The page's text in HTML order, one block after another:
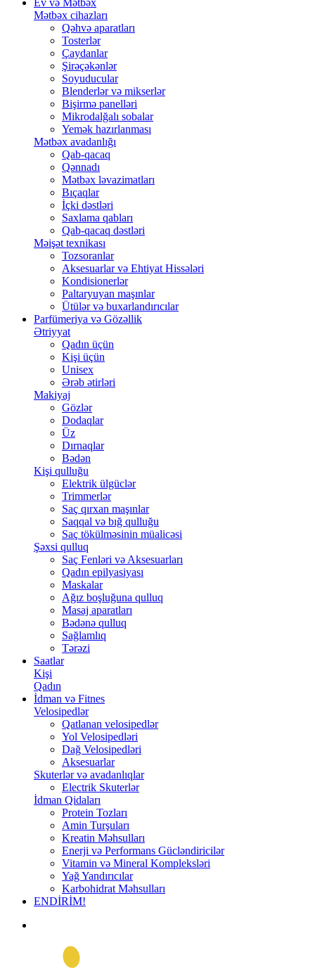
Ev və Mətbəx
Mətbəx cihazları
Qəhvə aparatları
Tosterlər
Çaydanlar
Şirəçəkənlər
Soyuducular
Blenderlər və mikserlər
Bişirmə panelləri
Mikrodalğalı sobalar
Yemək hazırlanması
Mətbəx avadanlığı
Qab-qacaq
Qənnadı
Mətbəx ləvazimatları
Bıçaqlar
İçki dəstləri
Saxlama qabları
Qab-qacaq dəstləri
Məişət texnikası
Tozsoranlar
Aksesuarlar və Ehtiyat Hissələri
Kondisionerlər
Paltaryuyan maşınlar
Ütülər və buxarlandırıcılar
Parfümeriya və Gözəllik
Ətriyyat
Qadın üçün
Kişi üçün
Unisex
Ərəb ətirləri
Makiyaj
Gözlər
Dodaqlar
Üz
Dırnaqlar
Bədən
Kişi qulluğu
Elektrik ülgüclər
Trimmerlər
Saç qırxan maşınlar
Saqqal və bığ qulluğu
Saç tökülməsinin müalicəsi
Şəxsi qulluq
Saç Fenləri və Aksesuarları
Qadın epilyasiyası
Maskalar
Ağız boşluğuna qulluq
Masaj aparatları
Bədənə qulluq
Sağlamlıq
Tərəzi
Saatlar
Kişi
Qadın
İdman və Fitnes
Velosipedlər
Qatlanan velosipedlər
Yol Velosipedləri
Dağ Velosipedləri
Aksesuarlar
Skuterlər və avadanlıqlar
Electrik Skuterlər
İdman Qidaları
Protein Tozları
Amin Turşuları
Kreatin Məhsulları
Enerji və Performans Gücləndiricilər
Vitamin və Mineral Kompleksləri
Yağ Yandırıcılar
Karbohidrat Məhsulları
ENDİRİM!